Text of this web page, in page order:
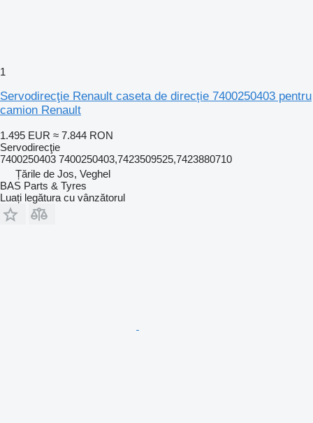
1
Servodirecţie Renault caseta de direcție 7400250403 pentru
camion Renault
1.495 EUR ≈ 7.844 RON
Servodirecţie
7400250403 7400250403,7423509525,7423880710
Țările de Jos, Veghel
BAS Parts & Tyres
Luați legătura cu vânzătorul